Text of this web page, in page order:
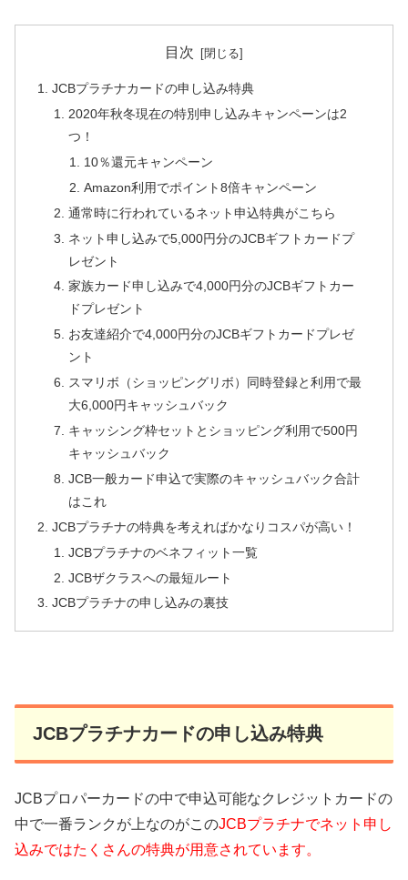
目次
JCBプラチナカードの申し込み特典
2020年秋冬現在の特別申し込みキャンペーンは2
つ！
10％還元キャンペーン
Amazon利用でポイント8倍キャンペーン
通常時に行われているネット申込特典がこちら
ネット申し込みで5,000円分のJCBギフトカードプ
レゼント
家族カード申し込みで4,000円分のJCBギフトカー
ドプレゼント
お友達紹介で4,000円分のJCBギフトカードプレゼ
ント
スマリボ（ショッピングリボ）同時登録と利用で最
大6,000円キャッシュバック
キャッシング枠セットとショッピング利用で500円
キャッシュバック
JCB一般カード申込で実際のキャッシュバック合計
はこれ
JCBプラチナの特典を考えればかなりコスパが高い！
JCBプラチナのベネフィット一覧
JCBザクラスへの最短ルート
JCBプラチナの申し込みの裏技
JCBプラチナカードの申し込み特典
JCBプロパーカードの中で申込可能なクレジットカードの
中で一番ランクが上なのがこのJCBプラチナでネット申し
込みではたくさんの特典が用意されています。